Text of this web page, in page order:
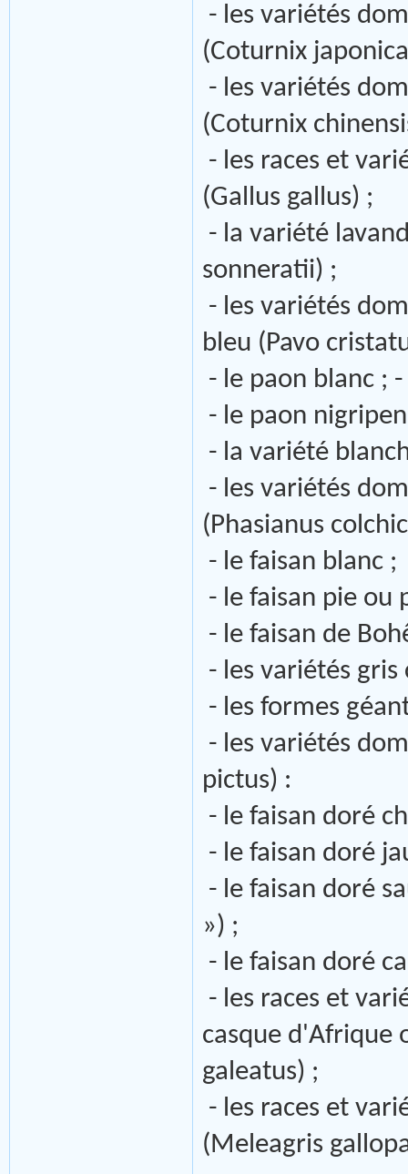
- les variétés
(Coturnix
- les variétés
(Coturnix
- les races et
(Gallus gallus) ;
- la variété
sonneratii) ;
- les variétés
bleu (Pavo
- le paon blanc ;
- le paon
- la variété
- les variétés
(Phasianus
- le faisan blanc ;
- le faisan pie ou
- le faisan de
- les variétés
- les formes
- les variétés
pictus) :
- le faisan doré
- le faisan doré
- le faisan doré
») ;
- le faisan doré
- les races et
casque
galeatus) ;
- les races et
(Meleagris